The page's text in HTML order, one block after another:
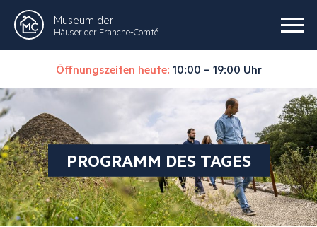
Museum der
Häuser der Franche-Comté
Öffnungszeiten heute: 10:00 – 19:00 Uhr
PROGRAMM DES TAGES